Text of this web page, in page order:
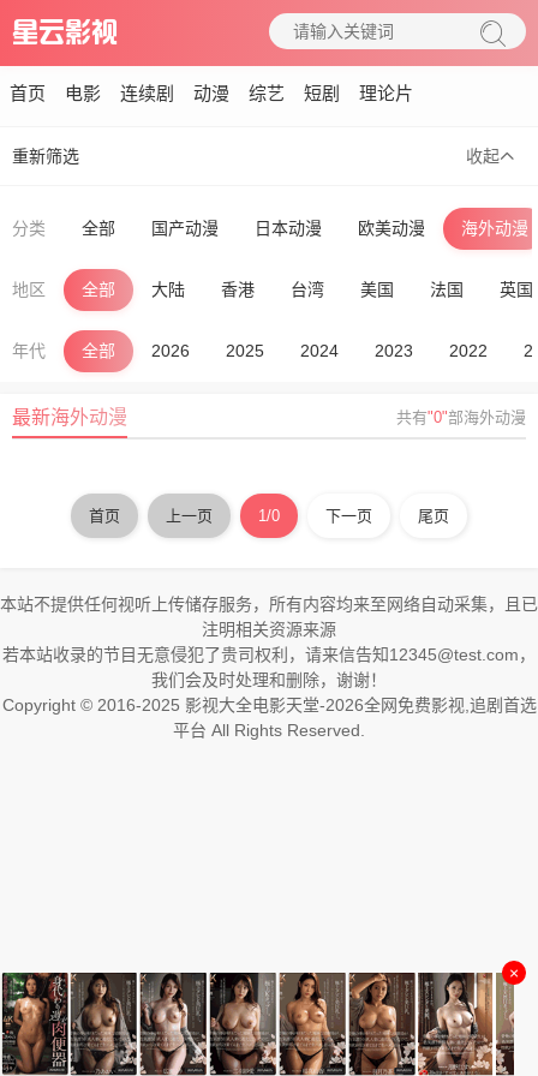
首页 电影 连续剧 动漫 综艺 短剧 理论片
重新筛选 收起
分类 全部 国产动漫 日本动漫 欧美动漫 海外动漫
地区 全部 大陆 香港 台湾 美国 法国 英国
年代 全部 2026 2025 2024 2023 2022
最新海外动漫 共有"0"部海外动漫
首页 上一页 1/0 下一页 尾页
本站不提供任何视听上传储存服务，所有内容均来至网络自动采集，且已
注明相关资源来源
若本站收录的节目无意侵犯了贵司权利，请来信告知12345@test.com，
我们会及时处理和删除，谢谢！
Copyright © 2016-2025 影视大全电影天堂-2026全网免费影视,追剧首选
平台 All Rights Reserved.
×